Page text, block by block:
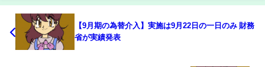
【9月期の為替介入】実施は9月22日の一日のみ 財務
省が実績発表